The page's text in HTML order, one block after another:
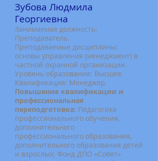
Зубова Людмила
Георгиевна
Занимаемая должность:
Преподаватель.
Преподаваемые дисциплины:
основы управления (менеджмент) в
частной охранной организации.
Уровень образования: Высшее.
Квалификация: Менеджер.
Повышение квалификации и
профессиональная
переподготовка: Педагогика
профессионального обучения,
дополнительного
профессионального образования,
дополнительного образования детей
и взрослых; Фонд ДПО «Совет»